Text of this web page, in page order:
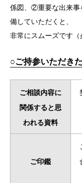
係図、②重要な出来事
備していただくと、
非常にスムーズです（
○ご持参いただき
ご相談内容に
関係すると思
われる資料
ご印鑑